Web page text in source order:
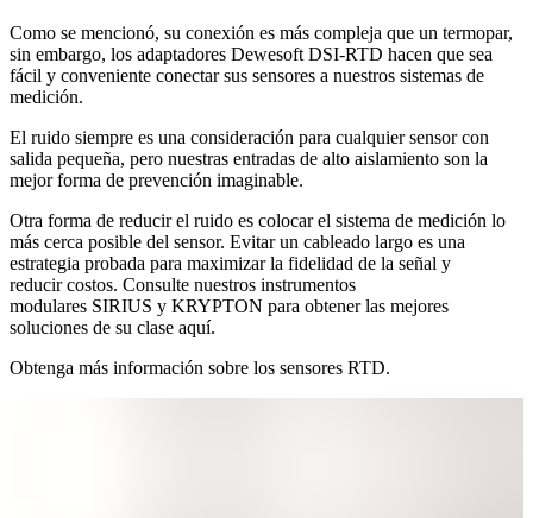
Como se mencionó, su conexión es más compleja que un termopar,
sin embargo, los adaptadores Dewesoft DSI-RTD hacen que sea
fácil y conveniente conectar sus sensores a nuestros sistemas de
medición.
El ruido siempre es una consideración para cualquier sensor con
salida pequeña, pero nuestras entradas de alto aislamiento son la
mejor forma de prevención imaginable.
Otra forma de reducir el ruido es colocar el sistema de medición lo
más cerca posible del sensor. Evitar un cableado largo es una
estrategia probada para maximizar la fidelidad de la señal y
reducir costos. Consulte nuestros instrumentos
modulares SIRIUS y KRYPTON para obtener las mejores
soluciones de su clase aquí.
Obtenga más información sobre los sensores RTD.